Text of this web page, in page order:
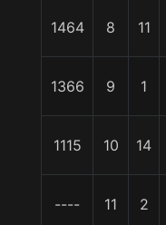
1464 8 11
1366 9 1
1115 10 14
---- 11 2